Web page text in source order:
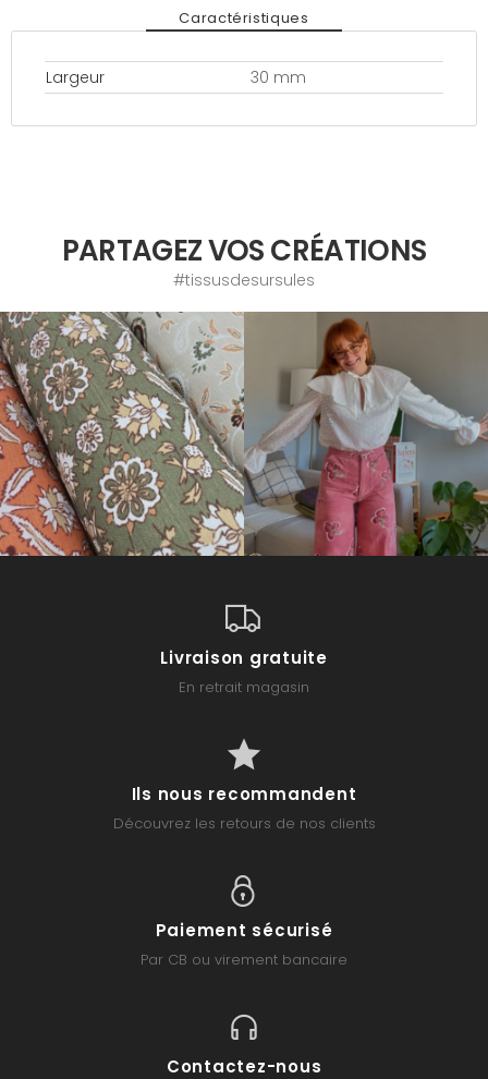
Caractéristiques
Largeur 30 mm
PARTAGEZ VOS CRÉATIONS
#tissusdesursules
Livraison gratuite
En retrait magasin
Ils nous recommandent
Découvrez les retours de nos clients
Paiement sécurisé
Par CB ou virement bancaire
Contactez-nous